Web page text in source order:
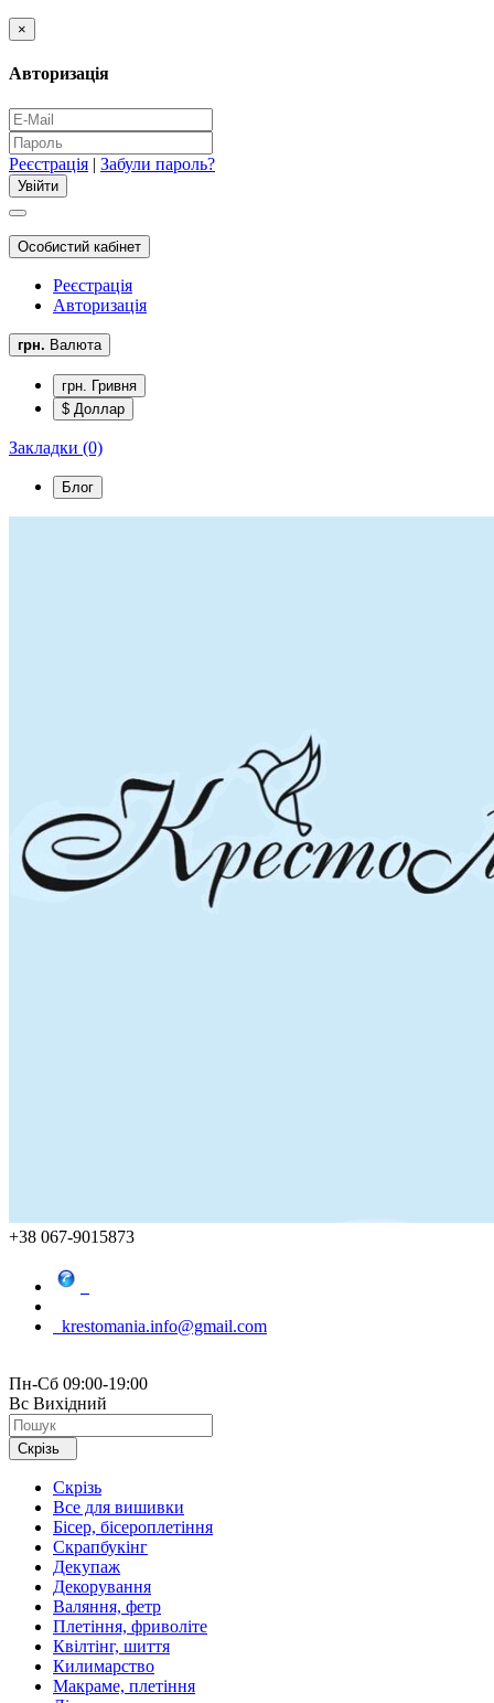
×
Авторизація
Реєстрація | Забули пароль?
Особистий кабінет
Реєстрація
Авторизація
грн. Валюта
грн. Гривня
$ Доллар
Закладки (0)
Блог
+38 067-9015873
krestomania.info@gmail.com
Пн-Сб 09:00-19:00
Вс Вихідний
Скрізь
Скрізь
Все для вишивки
Бісер, бісероплетіння
Скрапбукінг
Декупаж
Декорування
Валяння, фетр
Плетіння, фриволіте
Квілтінг, шиття
Килимарство
Макраме, плетіння